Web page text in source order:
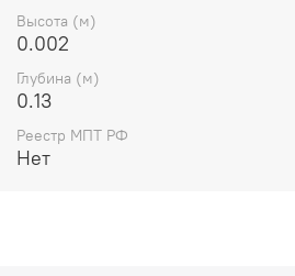
Высота (м)
0.002
Глубина (м)
0.13
Реестр МПТ РФ
Нет